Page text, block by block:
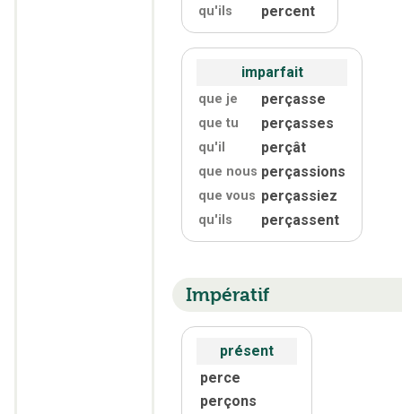
qu'ils percent
imparfait
que je perçasse
que tu perçasses
qu'il perçât
que nous perçassions
que vous perçassiez
qu'ils perçassent
Impératif
présent
perce
perçons